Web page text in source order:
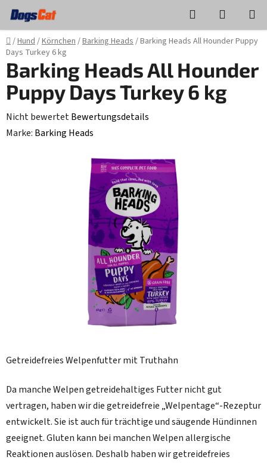
Zum
Inhalt
springen
Suchen
Startseite
/Hund/Körnchen/Barking Heads/Barking Heads All Hounder Puppy
Days Turkey 6 kg
Getreidefreies Welpenfutter mit Truthahn
Da manche Welpen getreidehaltiges Futter nicht gut
vertragen, haben wir die getreidefreie „Welpentage“-Rezeptur
entwickelt. Sie ist auch für trächtige und säugende Hündinnen
geeignet. Gluten kann bei manchen Welpen allergische
Reaktionen auslösen. Deshalb haben wir getreidefreies
Barking Heads All Hounder
Puppy Days Turkey 6 kg
Die
durchschnittliche
Nicht bewertetBewertungsdetails
Marke: Barking Heads